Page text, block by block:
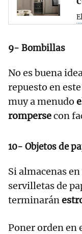
9- Bombillas
No es buena
repuesto en
muy a menudo
rompersecon
10- Objetos de
Si almacenas
servilletas de
terminarán
Poner orden en